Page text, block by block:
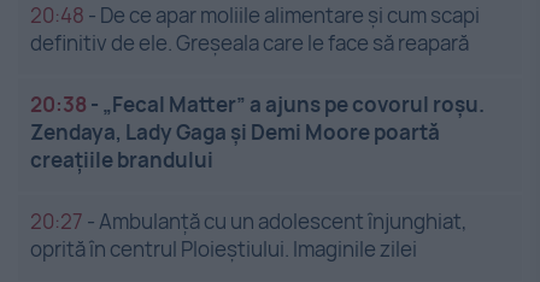
20:48 - De ce apar moliile alimentare și cum scapi
definitiv de ele. Greșeala care le face să reapară
20:38 - „Fecal Matter” a ajuns pe covorul roșu.
Zendaya, Lady Gaga și Demi Moore poartă
creațiile brandului
20:27 -Ambulanță cu un adolescent înjunghiat,
oprită în centrul Ploieștiului. Imaginile zilei